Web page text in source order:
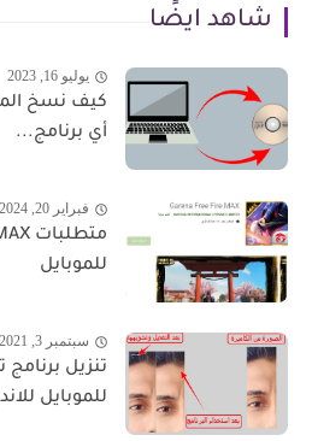
شاهد ايضًا
يوليو 16, 2023
أي برنامج...
فبراير 20, 2024
للموبايل
سبتمبر 3, 2021
تنزيل برنامج
للموبايل